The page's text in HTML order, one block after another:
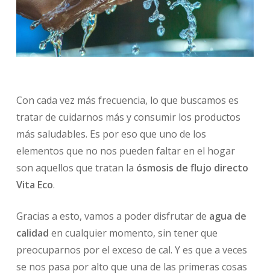
Con cada vez más frecuencia, lo que buscamos es
tratar de cuidarnos más y consumir los productos
más saludables. Es por eso que uno de los
elementos que no nos pueden faltar en el hogar
son aquellos que tratan la ósmosis de flujo directo
Vita Eco.
Gracias a esto, vamos a poder disfrutar de agua de
calidad en cualquier momento, sin tener que
preocuparnos por el exceso de cal. Y es que a veces
se nos pasa por alto que una de las primeras cosas